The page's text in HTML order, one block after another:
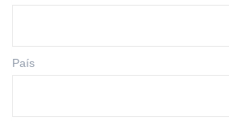
País